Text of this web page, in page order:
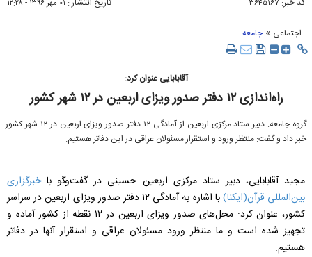
کد خبر: ۳۶۴۵۱۶۷ تاریخ انتشار : ۰۱ مهر ۱۳۹۶ - ۱۲:۲۸
اجتماعی » جامعه
آقابابایی عنوان کرد:
راه‌اندازی ۱۲ دفتر صدور ویزای اربعین در ۱۲ شهر کشور
گروه جامعه: دبیر ستاد مرکزی اربعین از آمادگی ۱۲ دفتر صدور ویزای اربعین در ۱۲ شهر کشور
خبر داد و گفت: منتظر ورود و استقرار مسئولان عراقی در این دفاتر هستیم.
مجید آقابابایی،دبیر ستاد مرکزی اربعین حسینی در گفت‌و‌گو باخبرگزاری
بین‌‌المللی قرآن(ایکنا)
با اشاره به آمادگی ۱۲ دفتر صدور ویزای اربعین در سراسر
کشور، عنوان کرد: محل‌های صدور ویزای اربعین در ۱۲ نقطه از کشور آماده و
تجهیز شده است و ما منتظر ورود مسئولان عراقی و استقرار آنها در دفاتر
هستیم.